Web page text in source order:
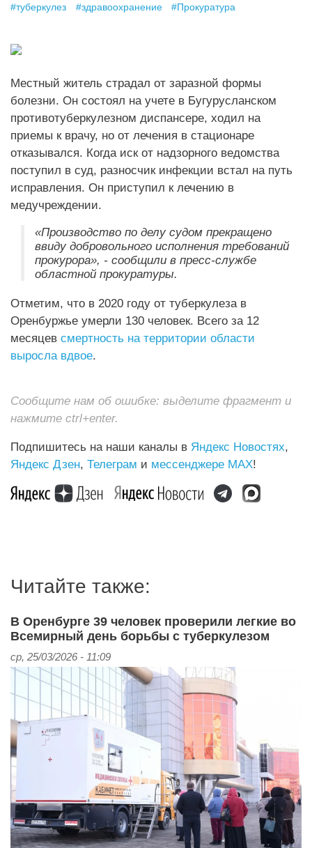
#туберкулез #здравоохранение #Прокуратура
Местный житель страдал от заразной формы
болезни. Он состоял на учете в Бугурусланском
противотуберкулезном диспансере, ходил на
приемы к врачу, но от лечения в стационаре
отказывался. Когда иск от надзорного ведомства
поступил в суд, разносчик инфекции встал на путь
исправления. Он приступил к лечению в
медучреждении.
«Производство по делу судом прекращено
ввиду добровольного исполнения требований
прокурора», - сообщили в пресс-службе
областной прокуратуры.
Отметим, что в 2020 году от туберкулеза в
Оренбуржье умерли 130 человек. Всего за 12
месяцев смертность на территории области
выросла вдвое.
Сообщите нам об ошибке: выделите фрагмент и
нажмите ctrl+enter.
Подпишитесь на наши каналы в Яндекс Новостях,
Яндекс Дзен, Телеграм и мессенджере MAX!
Читайте также:
В Оренбурге 39 человек проверили легкие во
Всемирный день борьбы с туберкулезом
ср, 25/03/2026 - 11:09